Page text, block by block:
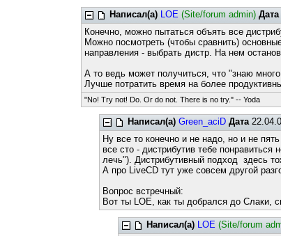
Написал(а) LOE (Site/forum admin) Дата
Конечно, можно пытаться объять все
Можно посмотреть (чтобы сравнить)
направления - выбрать дистр. На нем
А то ведь может получиться, что "знаю
Лучше потратить время на более
"No! Try not! Do. Or do not. There is no try." -- Yoda
Написал(а) Green_aciD Дата
Ну все то конечно и не надо, но и не
все сто - дистрибутив тебе
лечь"). Дистрибутивный подход здесь
А про LiveCD тут уже совсем другой
Вопрос встречный:
Вот ты LOE, как ты добрался до Слаки,
Написал(а) LOE (Site/forum